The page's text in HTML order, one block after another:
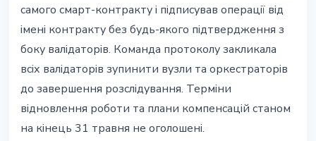
самого смарт-контракту і підписував операції від
імені контракту без будь-якого підтвердження з
боку валідаторів. Команда протоколу закликала
всіх валідаторів зупинити вузли та оркестраторів
до завершення розслідування. Терміни
відновлення роботи та плани компенсацій станом
на кінець 31 травня не оголошені.